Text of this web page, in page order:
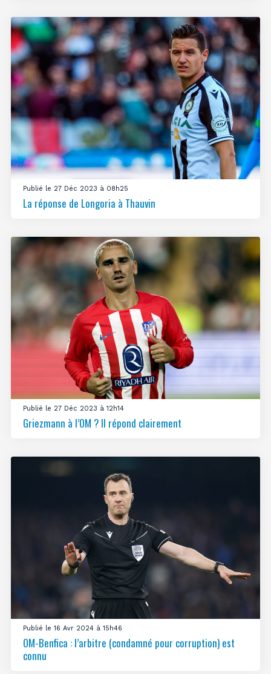
Publié le 27 Déc 2023 à 08h25
La réponse de Longoria à Thauvin
Publié le 27 Déc 2023 à 12h14
Griezmann à l’OM ? Il répond clairement
Publié le 16 Avr 2024 à 15h46
OM-Benfica : l’arbitre (condamné pour corruption) est
connu